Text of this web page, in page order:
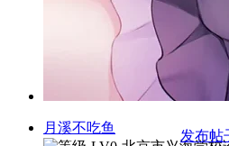
月溪不吃鱼
发布帖